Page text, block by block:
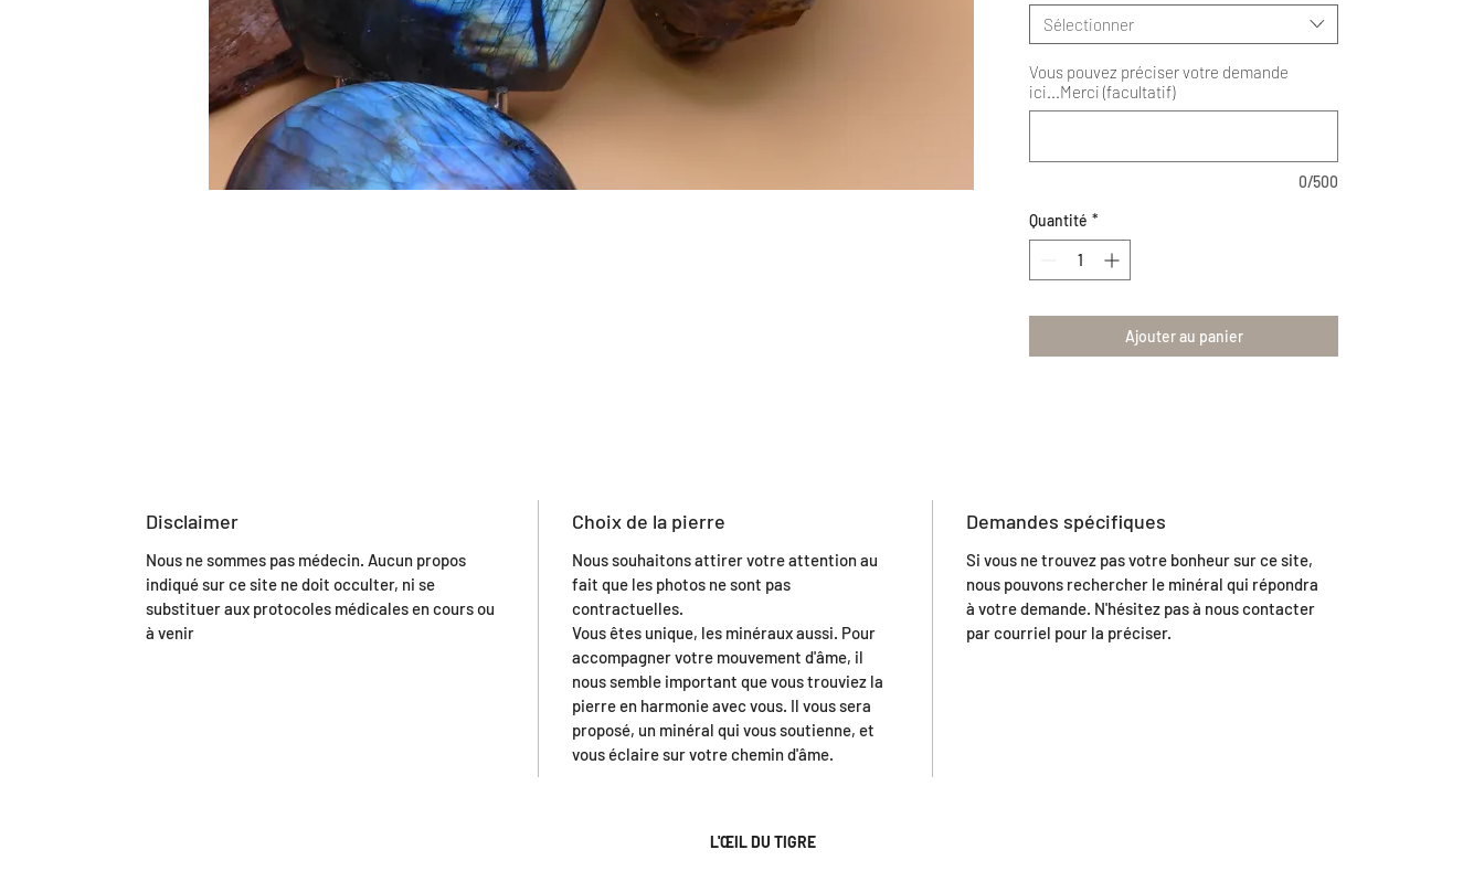
créer une bulle de discernement et
d'écoute...plus communément considérée
Sélection extra, par son eclat de bleu
spectrolite.
LaLabradorite
fumigation (sauge blanche ou encens), par le
son (bols sonores, cristal, chant), pour
Sélectionner
Vous pouvez préciser votre demande
ici...Merci (facultatif)
0/500
Quantité *
Ajouter au panier
Disclaimer
Nous ne sommes pas médecin. Aucun propos
indiqué sur ce site ne doit occulter, ni se
substituer aux protocoles médicales en cours ou
à venir
Choix de la pierre
Nous souhaitons attirer votre attention au
fait que les photos ne sont pas
contractuelles.
Vous êtes unique, les minéraux aussi. Pour
accompagner votre mouvement d'âme, il
nous semble important que vous trouviez la
pierre en harmonie avec vous. Il vous sera
proposé, un minéral qui vous soutienne, et
vous éclaire sur votre chemin d'âme.
Demandes spécifiques
Si vous ne trouvez pas votre bonheur sur ce site,
nous pouvons rechercher le minéral qui répondra
à votre demande. N'hésitez pas à nous contacter
par courriel pour la préciser.
L'ŒIL DU TIGRE